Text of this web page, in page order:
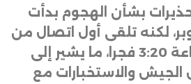
بشأن الهجوم بدأت
6 أكتوبر، لكنه تلقى أول اتصال من
مساعدته في الساعة 3:20 فجرا، ما يشير إلى
والاستخبارات مع